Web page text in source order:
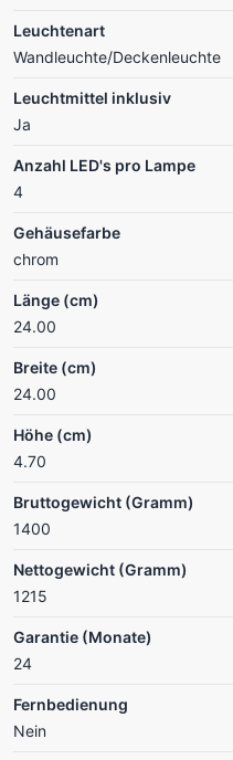
Leuchtenart
Wandleuchte/Deckenleuchte
Leuchtmittel inklusiv
Ja
Anzahl LED's pro Lampe
4
Gehäusefarbe
chrom
Länge (cm)
24.00
Breite (cm)
24.00
Höhe (cm)
4.70
Bruttogewicht (Gramm)
1400
Nettogewicht (Gramm)
1215
Garantie (Monate)
24
Fernbedienung
Nein